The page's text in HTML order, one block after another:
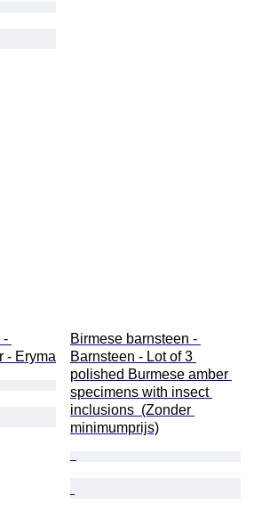
-
- Eryma
Birmese barnsteen -
Barnsteen - Lot of 3
polished Burmese amber
specimens with insect
inclusions  (Zonder
minimumprijs)